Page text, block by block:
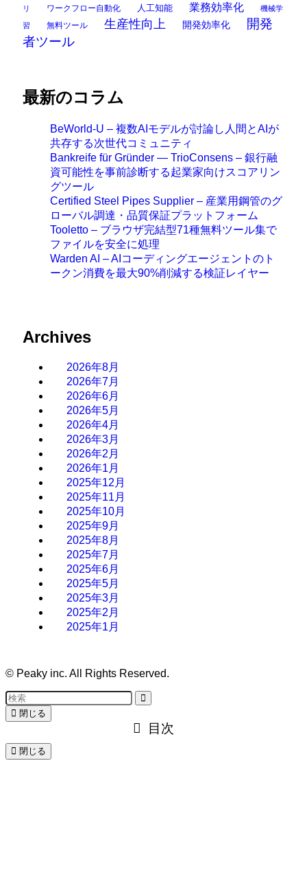
リ
ワークフロー自動化 人工知能 業務効率化 機械学
習 無料ツール 生産性向上 開発効率化
開発
者ツール
最新のコラム
BeWorld-U – 複数AIモデルが討論し人間とAIが
共存する次世代コミュニティ
Bankreife für Gründer — TrioConsens – 銀行融
資可能性を事前診断する起業家向けスコアリン
グツール
Certified Steel Pipes Supplier – 産業用鋼管のグ
ローバル調達・品質保証プラットフォーム
Tooletto – ブラウザ完結型71種無料ツール集で
ファイルを安全に処理
Warden AI – AIコーディングエージェントのト
ークン消費を最大90%削減する検証レイヤー
Archives
2026年8月
2026年7月
2026年6月
2026年5月
2026年4月
2026年3月
2026年2月
2026年1月
2025年12月
2025年11月
2025年10月
2025年9月
2025年8月
2025年7月
2025年6月
2025年5月
2025年3月
2025年2月
2025年1月
© Peaky inc. All Rights Reserved.
閉じる
目次
閉じる